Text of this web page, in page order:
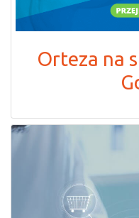
Orteza na